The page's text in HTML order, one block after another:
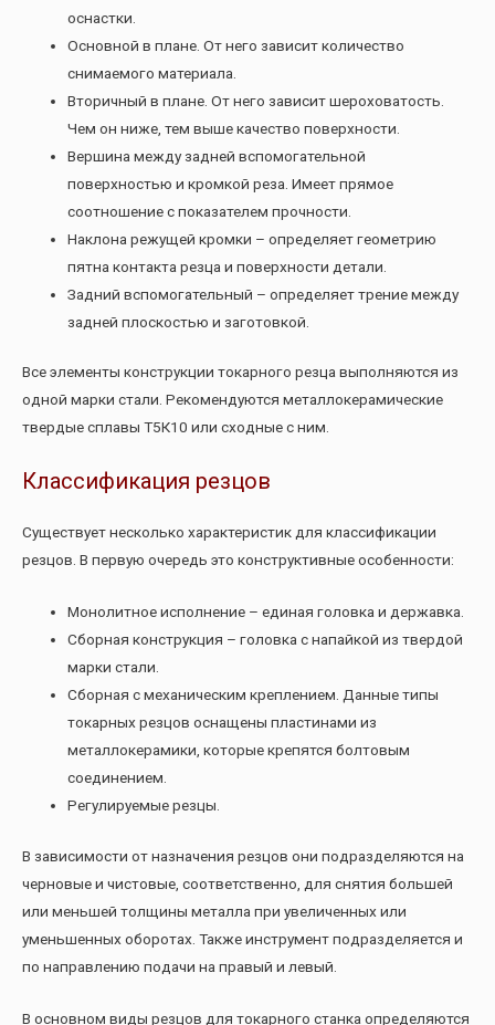
оснастки.
Основной в плане. От него зависит количество
снимаемого материала.
Вторичный в плане. От него зависит шероховатость.
Чем он ниже, тем выше качество поверхности.
Вершина между задней вспомогательной
поверхностью и кромкой реза. Имеет прямое
соотношение с показателем прочности.
Наклона режущей кромки – определяет геометрию
пятна контакта резца и поверхности детали.
Задний вспомогательный – определяет трение между
задней плоскостью и заготовкой.
Все элементы конструкции токарного резца выполняются из
одной марки стали. Рекомендуются металлокерамические
твердые сплавы Т5К10 или сходные с ним.
Классификация резцов
Существует несколько характеристик для классификации
резцов. В первую очередь это конструктивные особенности:
Монолитное исполнение – единая головка и державка.
Сборная конструкция – головка с напайкой из твердой
марки стали.
Сборная с механическим креплением. Данные типы
токарных резцов оснащены пластинами из
металлокерамики, которые крепятся болтовым
соединением.
Регулируемые резцы.
В зависимости от назначения резцов они подразделяются на
черновые и чистовые, соответственно, для снятия большей
или меньшей толщины металла при увеличенных или
уменьшенных оборотах. Также инструмент подразделяется и
по направлению подачи на правый и левый.
В основном виды резцов для токарного станка определяются